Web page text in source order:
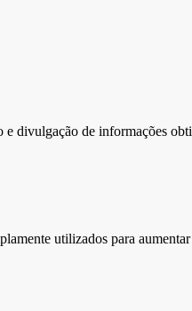
divulgação de informações
utilizados para